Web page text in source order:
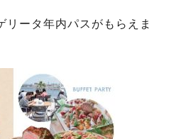
ータ年内パスがもらえま